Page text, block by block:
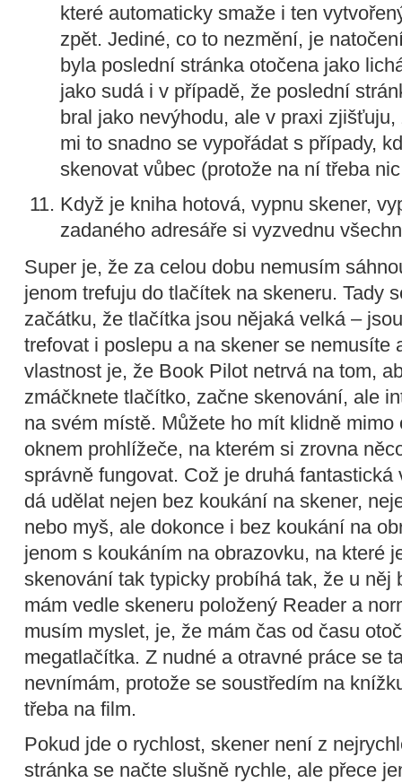
které automaticky smaže i ten
zpět. Jediné, co to nezmění, je
byla poslední stránka otočena jako
jako sudá i v případě, že poslední
bral jako nevýhodu, ale v praxi
mi to snadno se vypořádat s případy,
skenovat vůbec (protože na ní třeba
Když je kniha hotová, vypnu skener,
zadaného adresáře si vyzvednu
Super je, že za celou dobu nemusím
jenom trefuju do tlačítek na skeneru. Tady
začátku, že tlačítka jsou nějaká velká –
trefovat i poslepu a na skener se nemusíte
vlastnost je, že Book Pilot netrvá na tom,
zmáčknete tlačítko, začne skenování, ale
na svém místě. Můžete ho mít klidně
oknem prohlížeče, na kterém si zrovna
správně fungovat. Což je druhá
dá udělat nejen bez koukání na skener,
nebo myš, ale dokonce i bez koukání na
jenom s koukáním na obrazovku, na které
skenování tak typicky probíhá tak, že u něj
mám vedle skeneru položený Reader a
musím myslet, je, že mám čas od času
megatlačítka. Z nudné a otravné práce se
nevnímám, protože se soustředím na
třeba na film.
Pokud jde o rychlost, skener není z
stránka se načte slušně rychle, ale přece